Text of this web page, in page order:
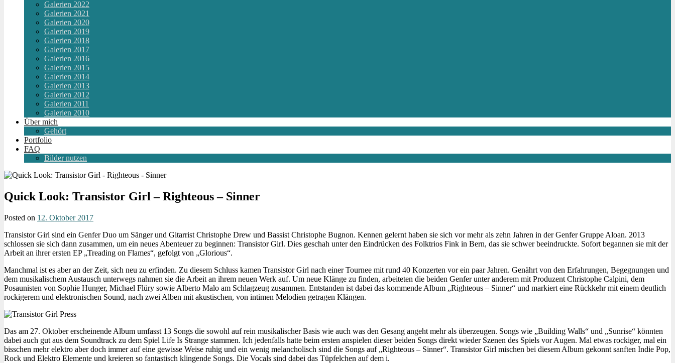
Galerien 2022
Galerien 2021
Galerien 2020
Galerien 2019
Galerien 2018
Galerien 2017
Galerien 2016
Galerien 2015
Galerien 2014
Galerien 2013
Galerien 2012
Galerien 2011
Galerien 2010
Über mich
Gehört
Portfolio
FAQ
Bilder nutzen
Quick Look: Transistor Girl – Righteous – Sinner
Posted on 12. Oktober 2017
Transistor Girl sind ein Genfer Duo um Sänger und Gitarrist Christophe Drew und Bassist Christophe Bugnon. Kennen gelernt haben sie sich vor mehr als zehn Jahren in der Genfer Gruppe Aloan. 2013
schlossen sie sich dann zusammen, um ein neues Abenteuer zu beginnen: Transistor Girl. Dies geschah unter den Eindrücken des Folktrios Fink in Bern, das sie schwer beeindruckte. Sofort begannen sie mit der
Arbeit an ihrer ersten EP „Treading on Flames“, gefolgt von „Glorious“.
Manchmal ist es aber an der Zeit, sich neu zu erfinden. Zu diesem Schluss kamen Transistor Girl nach einer Tournee mit rund 40 Konzerten vor ein paar Jahren. Genährt von den Erfahrungen, Begegnungen und
dem musikalischem Austausch unterwegs nahmen sie die Arbeit an ihrem neuen Werk auf. Um neue Klänge zu finden, arbeiteten die beiden Genfer unter anderem mit Produzent Christophe Calpini, dem
Posaunisten von Sophie Hunger, Michael Flüry sowie Alberto Malo am Schlagzeug zusammen. Entstanden ist dabei das kommende Album „Righteous – Sinner“ und markiert eine Rückkehr mit einem deutlich
rockigerem und elektronischen Sound, nach zwei Alben mit akustischen, von intimen Melodien getragen Klängen.
Das am 27. Oktober erscheinende Album umfasst 13 Songs die sowohl auf rein musikalischer Basis wie auch was den Gesang angeht mehr als überzeugen. Songs wie „Building Walls“ und „Sunrise“ könnten
dabei auch gut aus dem Soundtrack zu dem Spiel Life Is Strange stammen. Ich jedenfalls hatte beim ersten anspielen dieser beiden Songs direkt wieder Szenen des Spiels vor Augen. Mal etwas rockiger, mal ein
bisschen mehr elektro aber doch immer auf eine gewisse Weise ruhig und ein wenig melancholisch sind die Songs auf „Righteous – Sinner“. Transistor Girl mischen bei diesem Album gekonnt sanften Indie Pop,
Rock und Elektro Elemente und kreieren so fantastisch klingende Songs. Die Vocals sind dabei das Tüpfelchen auf dem i.